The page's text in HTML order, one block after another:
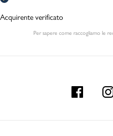
Acquirente verificato
Per sapere come raccogliamo le